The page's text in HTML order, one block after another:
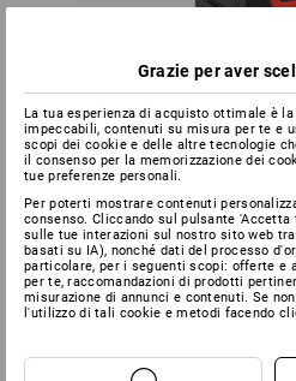
Smontare mezza pila per
non sarà mai più necessario -
STRAUSSbox impilate in
Grazie per aver
La tua esperienza di acquisto ottimale è
impeccabili, contenuti su misura per te e
scopi dei cookie e delle altre tecnologie
il consenso per la memorizzazione dei
tue preferenze personali.
Per poterti mostrare contenuti
consenso. Cliccando sul pulsante
sulle tue interazioni sul nostro sito web
basati su IA), nonché dati del processo
particolare, per i seguenti scopi: offerte e
per te, raccomandazioni di prodotti
misurazione di annunci e contenuti. Se
l'utilizzo di tali cookie e metodi facendo